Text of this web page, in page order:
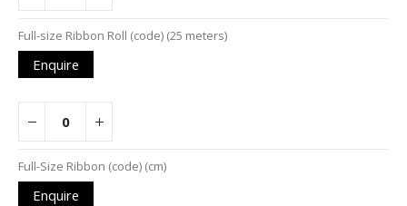
Full-size Ribbon Roll (code) (25 meters)
Enquire
Full-Size Ribbon (code) (cm)
Enquire